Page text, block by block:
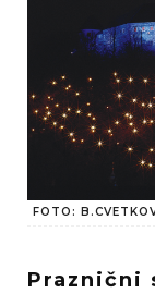
FOTO:
Praznični